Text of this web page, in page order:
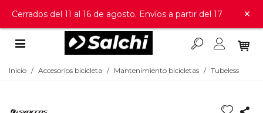
Cerrados del 11 al 16 de agosto. Envíos a partir del 17 ×
Inicio / Accesorios bicicleta / Mantenimiento bicicletas / Tubeless